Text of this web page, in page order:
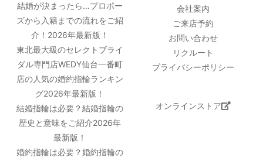
結婚が決まったら…プロポー
ズから入籍までの流れをご紹
介！2026年最新版！
東北最大級のセレクトブライ
ダル専門店WEDY仙台一番町
店の人気の婚約指輪ランキン
グ2026年最新版！
結婚指輪は必要？結婚指輪の
歴史と意味をご紹介2026年
最新版！
婚約指輪は必要？婚約指輪の
会社案内
ご来店予約
お問い合わせ
リクルート
プライバシーポリシー
オンラインストア